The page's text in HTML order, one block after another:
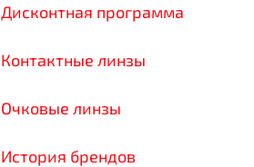
Дисконтная программа
Контактные линзы
Очковые линзы
История брендов